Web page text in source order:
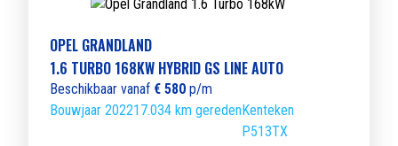
OPEL GRANDLAND
1.6 TURBO 168KW HYBRID GS LINE AUTO
Beschikbaar vanaf € 580 p/m
Bouwjaar 202217.034 km geredenKenteken
P513TX